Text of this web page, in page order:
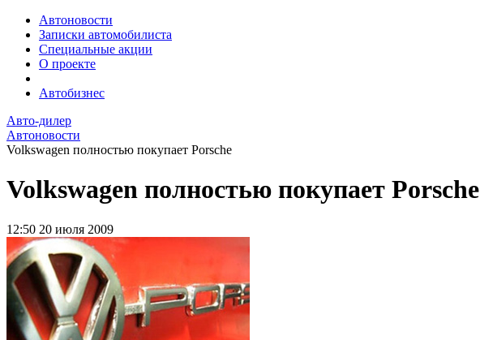
Автоновости
Записки автомобилиста
Специальные акции
О проекте
Автобизнес
Авто-дилер
Автоновости
Volkswagen полностью покупает Porsche
Volkswagen полностью покупает Porsche
12:50 20 июля 2009